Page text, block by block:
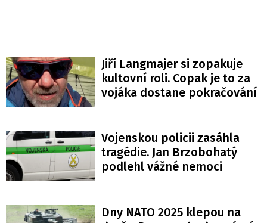
Jiří Langmajer si zopakuje
kultovní roli. Copak je to za
vojáka dostane pokračování
Vojenskou policii zasáhla
tragédie. Jan Brzobohatý
podlehl vážné nemoci
Dny NATO 2025 klepou na